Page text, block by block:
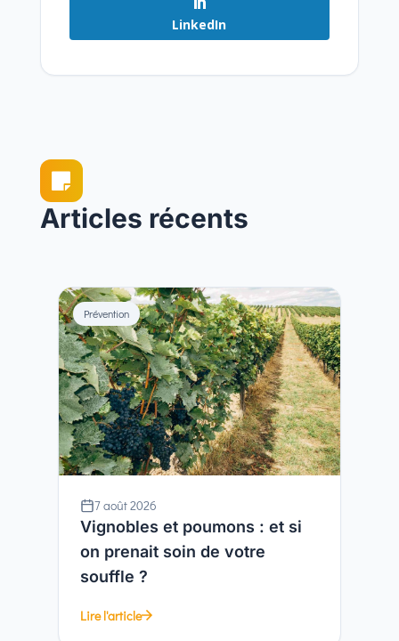
LinkedIn

Articles récents
Prévention
7 août 2026
Vignobles et poumons : et si
on prenait soin de votre
souffle ?
Lire l'article